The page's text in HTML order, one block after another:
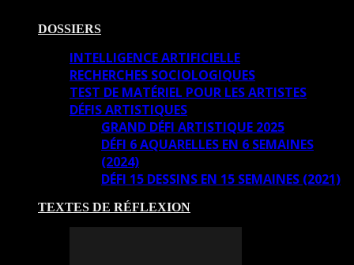
DOSSIERS
INTELLIGENCE ARTIFICIELLE
RECHERCHES SOCIOLOGIQUES
TEST DE MATÉRIEL POUR LES ARTISTES
DÉFIS ARTISTIQUES
GRAND DÉFI ARTISTIQUE 2025
DÉFI 6 AQUARELLES EN 6 SEMAINES
(2024)
DÉFI 15 DESSINS EN 15 SEMAINES (2021)
TEXTES DE RÉFLEXION